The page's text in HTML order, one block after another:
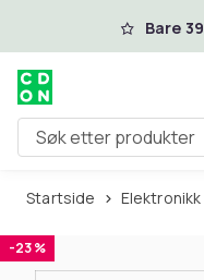
Hopp til Bare
Søk etter produkter
Startside Elektronikk
-23 %